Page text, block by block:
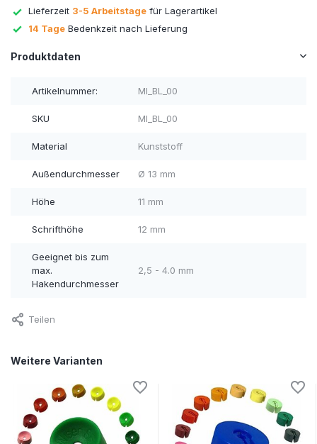
Lieferzeit 3-5 Arbeitstage für Lagerartikel
14 Tage Bedenkzeit nach Lieferung
Produktdaten
Artikelnummer: MI_BL_00
SKU MI_BL_00
Material Kunststoff
Außendurchmesser Ø 13 mm
Höhe 11 mm
Schrifthöhe 12 mm
Geeignet bis zum
max.
Hakendurchmesser
2,5 - 4.0 mm
Teilen
Weitere Varianten